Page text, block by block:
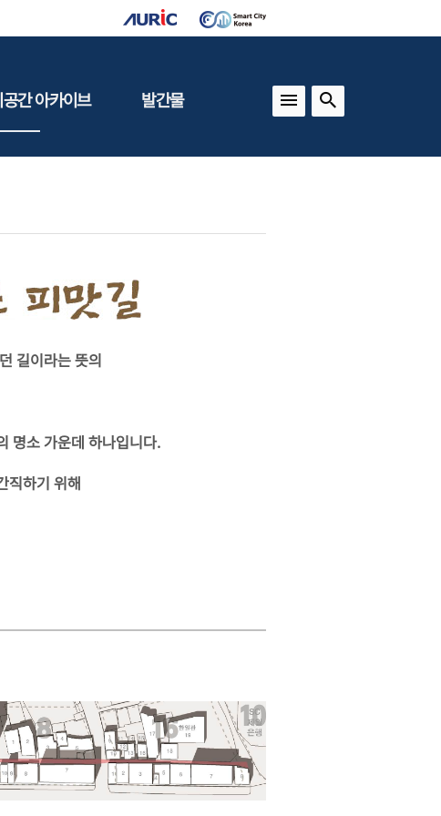
공간 아카이브 발간물
건축도시연구
기타 간행물
인포그래픽스
길이라는 뜻의
명소 가운데 하나입니다.
직하기 위해